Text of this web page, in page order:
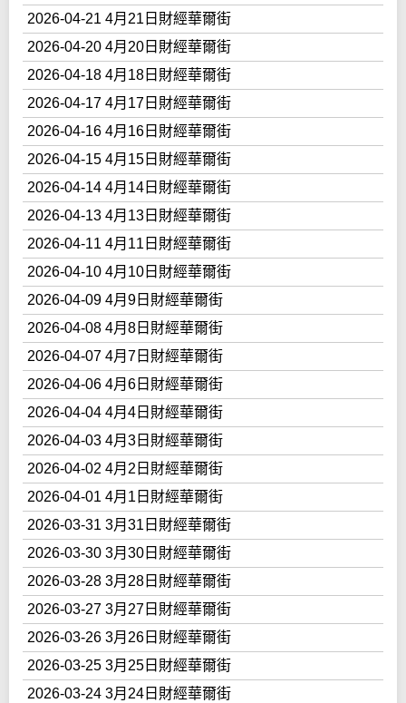
2026-04-21 4月21日財經華爾街
2026-04-20 4月20日財經華爾街
2026-04-18 4月18日財經華爾街
2026-04-17 4月17日財經華爾街
2026-04-16 4月16日財經華爾街
2026-04-15 4月15日財經華爾街
2026-04-14 4月14日財經華爾街
2026-04-13 4月13日財經華爾街
2026-04-11 4月11日財經華爾街
2026-04-10 4月10日財經華爾街
2026-04-09 4月9日財經華爾街
2026-04-08 4月8日財經華爾街
2026-04-07 4月7日財經華爾街
2026-04-06 4月6日財經華爾街
2026-04-04 4月4日財經華爾街
2026-04-03 4月3日財經華爾街
2026-04-02 4月2日財經華爾街
2026-04-01 4月1日財經華爾街
2026-03-31 3月31日財經華爾街
2026-03-30 3月30日財經華爾街
2026-03-28 3月28日財經華爾街
2026-03-27 3月27日財經華爾街
2026-03-26 3月26日財經華爾街
2026-03-25 3月25日財經華爾街
2026-03-24 3月24日財經華爾街